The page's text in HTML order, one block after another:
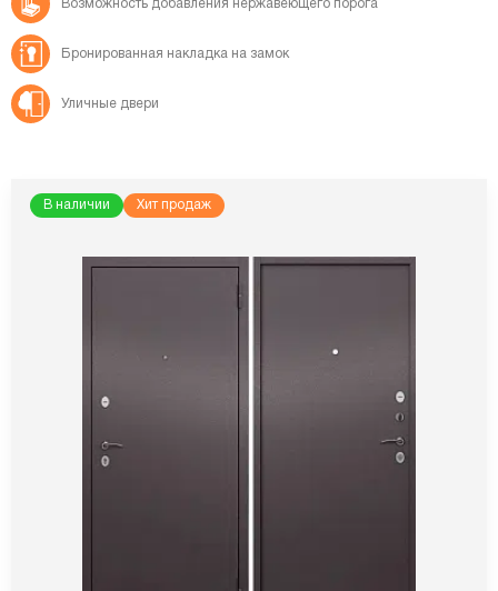
Возможность добавления нержавеющего порога
Бронированная накладка на замок
Уличные двери
В наличии Хит продаж